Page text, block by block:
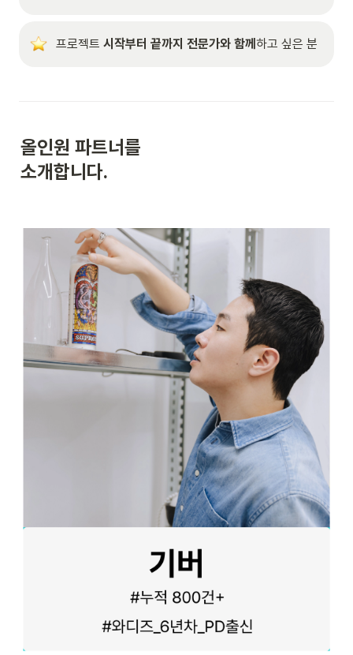
프로젝트 시작부터 끝까지 전문가와 함께 하고 싶은 분
올인원 파트너를
소개합니다.